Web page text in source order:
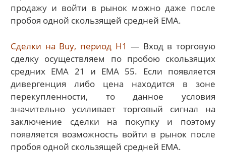
продажу и войти в рынок можно даже после
пробоя одной скользящей средней ЕМА.
Сделки на Buy, период Н1 — Вход в торговую
сделку осуществляем по пробою скользящих
средних ЕМА 21 и ЕМА 55. Если появляется
дивергенция либо цена находится в зоне
перекупленности, то данное условия
значительно усиливает торговый сигнал на
заключение сделки на покупку и поэтому
появляется возможность войти в рынок после
пробоя одной скользящей средней ЕМА.